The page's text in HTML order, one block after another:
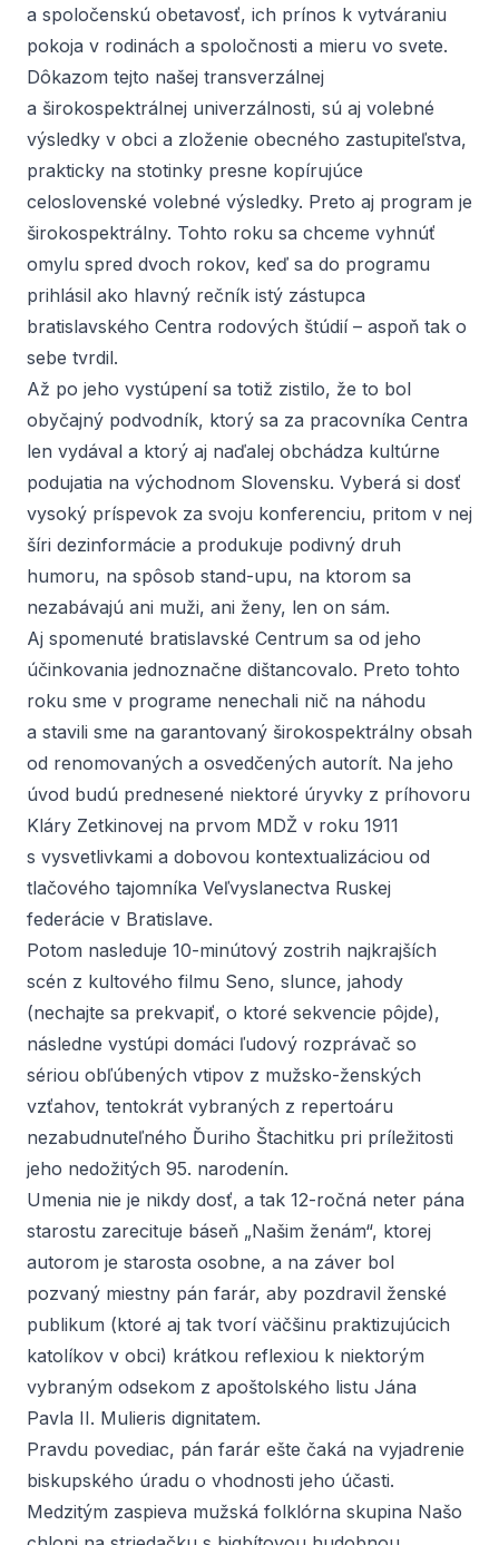
a spoločenskú obetavosť, ich prínos k vytváraniu
pokoja v rodinách a spoločnosti a mieru vo svete.
Dôkazom tejto našej transverzálnej
a širokospektrálnej univerzálnosti, sú aj volebné
výsledky v obci a zloženie obecného zastupiteľstva,
prakticky na stotinky presne kopírujúce
celoslovenské volebné výsledky. Preto aj program je
širokospektrálny. Tohto roku sa chceme vyhnúť
omylu spred dvoch rokov, keď sa do programu
prihlásil ako hlavný rečník istý zástupca
bratislavského Centra rodových štúdií – aspoň tak o
sebe tvrdil.
Až po jeho vystúpení sa totiž zistilo, že to bol
obyčajný podvodník, ktorý sa za pracovníka Centra
len vydával a ktorý aj naďalej obchádza kultúrne
podujatia na východnom Slovensku. Vyberá si dosť
vysoký príspevok za svoju konferenciu, pritom v nej
šíri dezinformácie a produkuje podivný druh
humoru, na spôsob stand-upu, na ktorom sa
nezabávajú ani muži, ani ženy, len on sám.
Aj spomenuté bratislavské Centrum sa od jeho
účinkovania jednoznačne dištancovalo. Preto tohto
roku sme v programe nenechali nič na náhodu
a stavili sme na garantovaný širokospektrálny obsah
od renomovaných a osvedčených autorít. Na jeho
úvod budú prednesené niektoré úryvky z príhovoru
Kláry Zetkinovej na prvom MDŽ v roku 1911
s vysvetlivkami a dobovou kontextualizáciou od
tlačového tajomníka Veľvyslanectva Ruskej
federácie v Bratislave.
Potom nasleduje 10-minútový zostrih najkrajších
scén z kultového filmu Seno, slunce, jahody
(nechajte sa prekvapiť, o ktoré sekvencie pôjde),
následne vystúpi domáci ľudový rozprávač so
sériou obľúbených vtipov z mužsko-ženských
vzťahov, tentokrát vybraných z repertoáru
nezabudnuteľného Ďuriho Štachitku pri príležitosti
jeho nedožitých 95. narodenín.
Umenia nie je nikdy dosť, a tak 12-ročná neter pána
starostu zarecituje báseň „Našim ženám“, ktorej
autorom je starosta osobne, a na záver bol
pozvaný miestny pán farár, aby pozdravil ženské
publikum (ktoré aj tak tvorí väčšinu praktizujúcich
katolíkov v obci) krátkou reflexiou k niektorým
vybraným odsekom z apoštolského listu Jána
Pavla II. Mulieris dignitatem.
Pravdu povediac, pán farár ešte čaká na vyjadrenie
biskupského úradu o vhodnosti jeho účasti.
Medzitým zaspieva mužská folklórna skupina Našo